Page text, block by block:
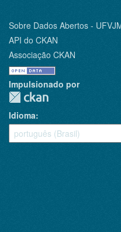
Sobre Dados Abertos -
API do CKAN
Associação CKAN
Impulsionado por
Idioma